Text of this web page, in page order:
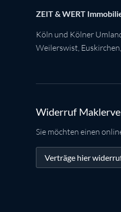
ZEIT & WERT
Köln und Kölner
Weilerswist Euskirchen
Widerruf
Sie möchten einen
Verträge hier